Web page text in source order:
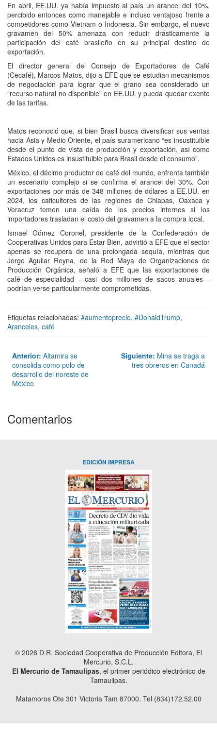
En abril, EE.UU. ya había impuesto al país un arancel del 10%,
percibido entonces como manejable e incluso ventajoso frente a
competidores como Vietnam o Indonesia. Sin embargo, el nuevo
gravamen del 50% amenaza con reducir drásticamente la
participación del café brasileño en su principal destino de
exportación.
El director general del Consejo de Exportadores de Café
(Cecafé), Marcos Matos, dijo a EFE que se estudian mecanismos
de negociación para lograr que el grano sea considerado un
“recurso natural no disponible” en EE.UU. y pueda quedar exento
de las tarifas.
Matos reconoció que, si bien Brasil busca diversificar sus ventas
hacia Asia y Medio Oriente, el país suramericano “es insustituible
desde el punto de vista de producción y exportación, así como
Estados Unidos es insustituible para Brasil desde el consumo”.
México, el décimo productor de café del mundo, enfrenta también
un escenario complejo si se confirma el arancel del 30%. Con
exportaciones por más de 348 millones de dólares a EE.UU. en
2024, los caficultores de las regiones de Chiapas, Oaxaca y
Veracruz temen una caída de los precios internos si los
importadores trasladan el costo del gravamen a la compra local.
Ismael Gómez Coronel, presidente de la Confederación de
Cooperativas Unidos para Estar Bien, advirtió a EFE que el sector
apenas se recupera de una prolongada sequía, mientras que
Jorge Aguilar Reyna, de la Red Maya de Organizaciones de
Producción Orgánica, señaló a EFE que las exportaciones de
café de especialidad —casi dos millones de sacos anuales—
podrían verse particularmente comprometidas.
Etiquetas relacionadas: #aumentoprecio, #DonaldTrump,
Aranceles, café
Anterior: Altamira se
consolida como polo de
desarrollo del noreste de
México
Siguiente: Mina se traga a
tres obreros en Canadá
Comentarios
EDICIÓN IMPRESA
© 2026 D.R. Sociedad Cooperativa de Producción Editora, El
Mercurio, S.C.L.
El Mercurio de Tamaulipas, el primer periódico electrónico de
Tamaulipas.
Matamoros Ote 301 Victoria Tam 87000. Tel (834)172.52.00